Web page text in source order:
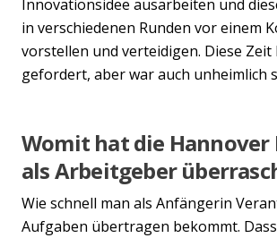
Innovationsidee ausarbeiten und
in verschiedenen Runden vor einem
vorstellen und verteidigen. Diese Zeit
gefordert, aber war auch unheimlich
Womit hat die Hannover
als Arbeitgeber
Wie schnell man als Anfängerin
Aufgaben übertragen bekommt.